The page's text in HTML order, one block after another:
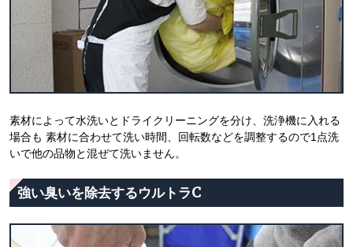
素材によって水洗いとドライクリーニングを分け、洗浄機に入れる
場合も 素材に合わせて洗い時間、回転数などを調整するので1点洗
いで他の品物と混ぜて洗いません。
強い臭いを除去するウルトラC